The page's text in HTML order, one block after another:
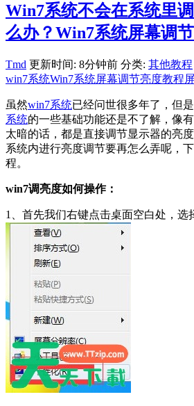
Win7系统不会在系统里
么办？Win7系统屏幕调
Tmd 更新时间: 8分钟前 分类: 其他教程
win7系统Win7系统屏幕调节亮度教程
虽然win7系统已经问世很多年了，但
系统的一些基础功能还是不了解，像
太暗的话，都是直接调节显示器的亮
系统内进行亮度调节要再怎么弄呢，
程。
win7调亮度如何操作：
1、首先我们右键点击桌面空白处，选